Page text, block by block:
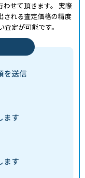
せて頂きます。 実際
される査定価格の精度
定が可能です。
を送信
ます
ます